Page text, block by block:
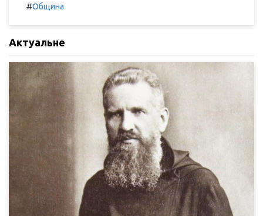
#Община
Актуальне